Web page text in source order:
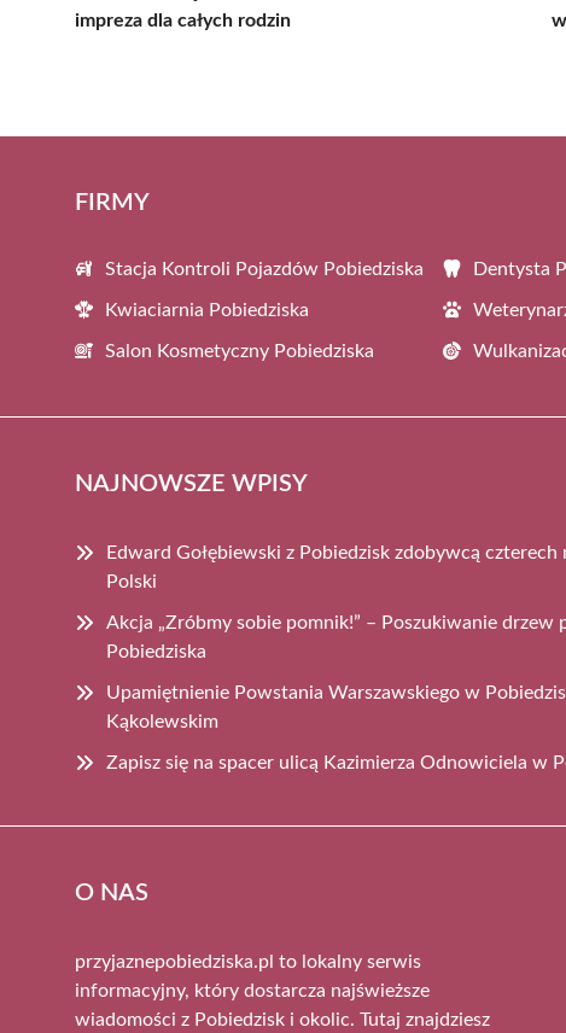
impreza dla całych rodzin
FIRMY
Stacja Kontroli Pojazdów Pobiedziska Dentysta
Kwiaciarnia Pobiedziska
Salon Kosmetyczny Pobiedziska
NAJNOWSZE WPISY
Edward Gołębiewski z Pobiedzisk zdobywcą
Polski
Akcja „Zróbmy sobie pomnik!” – Poszukiwanie
Pobiedziska
Upamiętnienie Powstania Warszawskiego w
Kąkolewskim
Zapisz się na spacer ulicą Kazimierza Odnowiciela w
O NAS
przyjaznepobiedziska.pl to lokalny serwis
informacyjny, który dostarcza najświeższe
wiadomości z Pobiedzisk i okolic. Tutaj znajdziesz